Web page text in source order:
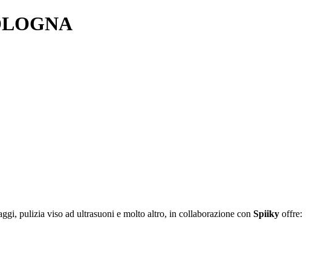
pulizia viso ad ultrasuoni e molto altro, in collaborazione con Spiiky offre: